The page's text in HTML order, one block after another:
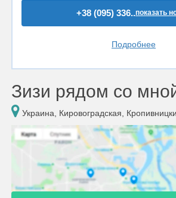
+38 (095) 336..показать
Подробнее
Зизи рядом со
Украина, Кировоградская,